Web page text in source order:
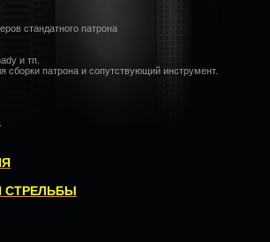
стандатного патрона
и тп.
патрона и сопутствующий инструмент.
СТРЕЛЬБЫ